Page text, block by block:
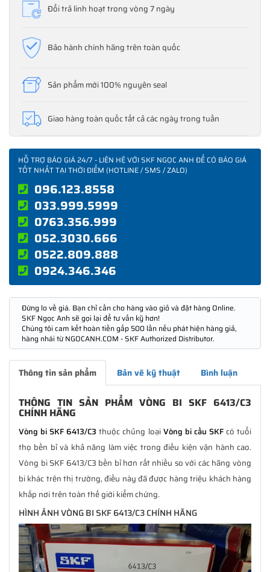
Đổi trả linh hoạt trong vòng 7 ngày
Bảo hành chính hãng trên toàn quốc
Sản phẩm mới 100% nguyên seal
Giao hàng toàn quốc tất cả các ngày trong tuần
HỖ TRỢ BÁO GIÁ 24/7 - LIÊN HỆ VỚI SKF NGỌC ANH ĐỂ CÓ BÁO GIÁ
TỐT NHẤT TẠI THỜI ĐIỂM (HOTLINE / SMS / ZALO)
096.123.8558
033.999.5999
0763.356.999
052.3030.666
0522.809.888
0924.346.346
Đừng lo về giá. Bạn chỉ cần cho hàng vào giỏ và đặt hàng Online.
SKF Ngọc Anh sẽ gọi lại để tư vấn kỹ hơn!
Chúng tôi cam kết hoàn tiền gấp 500 lần nếu phát hiện hàng giả,
hàng nhái từ NGOCANH.COM - SKF Authorized Distributor.
Thông tin sản phẩm Bản vẽ kỹ thuật Bình luận
THÔNG TIN SẢN PHẨM VÒNG BI SKF 6413/C3
CHÍNH HÃNG
Vòng bi SKF 6413/C3 thuộc chủng loạiVòng bi cầu SKFcó tuổi
thọ bền bỉ và khả năng làm việc trong điều kiện vận hành cao.
Vòng bi SKF 6413/C3 bền bỉ hơn rất nhiều so với các hãng vòng
bi khác trên thị trường, điều này đã được hàng triệu khách hàng
khắp nơi trên toàn thế giới kiểm chứng.
HÌNH ẢNH VÒNG BI SKF 6413/C3 CHÍNH HÃNG